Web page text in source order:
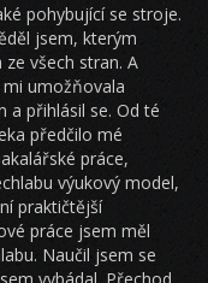
pohybující se stroje.
jsem, kterým
všech stran. A
umožňovala
a přihlásil se. Od té
předčilo mé
práce,
výukový model,
praktičtější
práce jsem měl
Naučil jsem se
vybádal. Přechod